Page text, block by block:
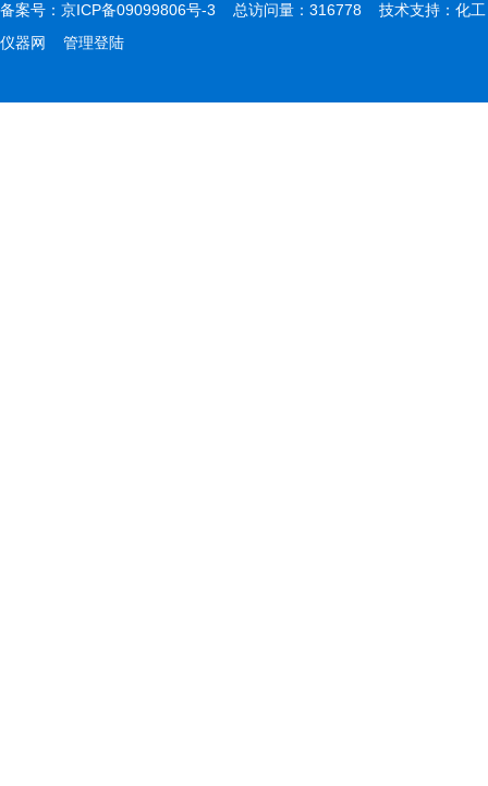
备案号： 京ICP备09099806号-3 总访问量：316778 技术支持： 化工
仪器网
管理登陆